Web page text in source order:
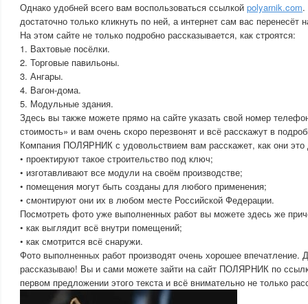
Однако удобней всего вам воспользоваться ссылкой polyarnik.com.
достаточно только кликнуть по ней, а интернет сам вас
На этом сайте не только подробно рассказывается, как строятся:
1. Вахтовые посёлки.
2. Торговые павильоны.
3. Ангары.
4. Вагон-дома.
5. Модульные здания.
Здесь вы также можете прямо на сайте указать свой номер
стоимость» и вам очень скоро перезвонят и всё расскажут в
Компания ПОЛЯРНИК с удовольствием вам расскажет, как они
• проектируют такое строительство под ключ;
• изготавливают все модули на своём производстве;
• помещения могут быть созданы для любого применения;
• смонтируют они их в любом месте Российской Федерации.
Посмотреть фото уже выполненных работ вы можете здесь же
• как выглядит всё внутри помещений;
• как смотрится всё снаружи.
Фото выполненных работ производят очень хорошее впечатление.
рассказываю! Вы и сами можете зайти на сайт ПОЛЯРНИК по
первом предложении этого текста и всё внимательно не только